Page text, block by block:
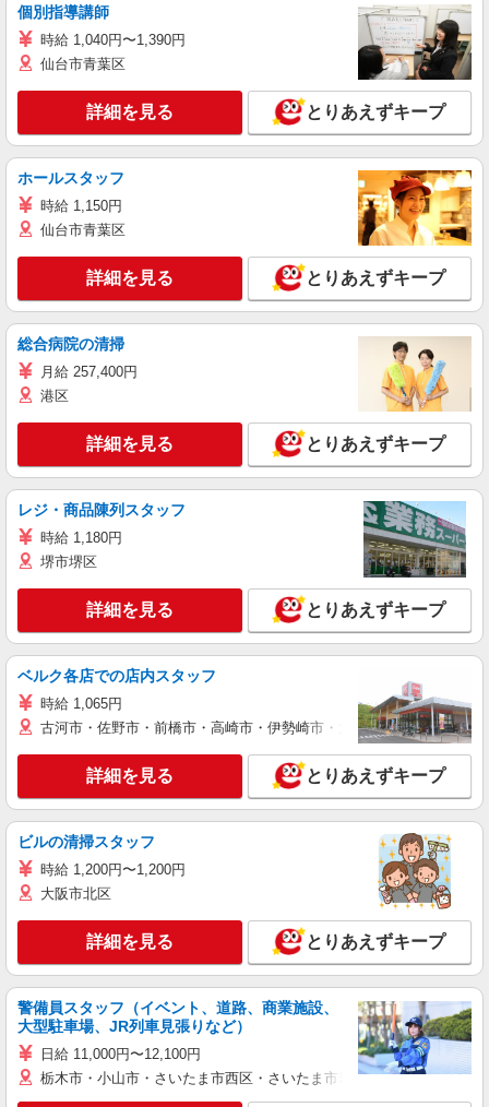
個別指導講師
時給 1,040円〜1,390円
仙台市青葉区
詳細を見る とりあえずキープ
ホールスタッフ
時給 1,150円
仙台市青葉区
詳細を見る とりあえずキープ
総合病院の清掃
月給 257,400円
港区
詳細を見る とりあえずキープ
レジ・商品陳列スタッフ
時給 1,180円
堺市堺区
詳細を見る とりあえずキープ
ベルク各店での店内スタッフ
時給 1,065円
古河市・佐野市・前橋市・高崎市・伊勢崎市・太田市・館林市・藤
詳細を見る とりあえずキープ
ビルの清掃スタッフ
時給 1,200円〜1,200円
大阪市北区
詳細を見る とりあえずキープ
警備員スタッフ（イベント、道路、商業施設、
大型駐車場、JR列車見張りなど）
日給 11,000円〜12,100円
栃木市・小山市・さいたま市西区・さいたま市岩槻区・久喜市・蓮田